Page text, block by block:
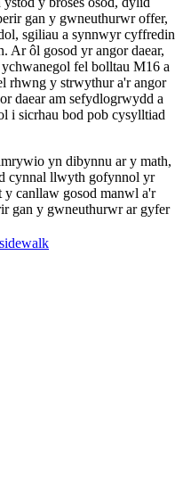
gan y gwneuthurwr offer,
sgiliau a synnwyr cyffredin
Ar ôl gosod yr angor daear,
fel bolltau M16 a
rhwng y strwythur a'r angor
daear am sefydlogrwydd a
i sicrhau bod pob cysylltiad
yn dibynnu ar y math,
cynnal llwyth gofynnol yr
y canllaw gosod manwl a'r
gan y gwneuthurwr ar gyfer